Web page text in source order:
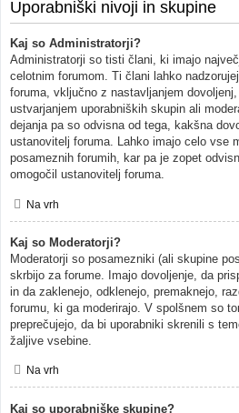
Uporabniški nivoji in skupine
Kaj so Administratorji?
Administratorji so tisti člani, ki imajo
celotnim forumom. Ti člani lahko
foruma, vključno z nastavljanjem
ustvarjanjem uporabniških skupin ali
dejanja pa so odvisna od tega, kakšna
ustanovitelj foruma. Lahko imajo celo vse
posameznih forumih, kar pa je zopet
omogočil ustanovitelj foruma.
Na vrh
Kaj so Moderatorji?
Moderatorji so posamezniki (ali skupine
skrbijo za forume. Imajo dovoljenje, da
in da zaklenejo, odklenejo, premaknejo,
forumu, ki ga moderirajo. V spolšnem so
preprečujejo, da bi uporabniki skrenili s
žaljive vsebine.
Na vrh
Kaj so uporabniške skupine?